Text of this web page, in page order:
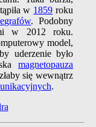
w 1859 roku
. Podobny
w 2012 roku.
model,
uderzenie było
magnetopauza
się wewnątrz
.